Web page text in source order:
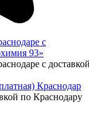
с
93»
с
Краснодар
по Краснодару